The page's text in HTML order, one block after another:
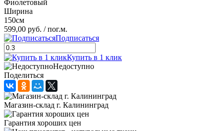
Фиолетовый
Ширина
150см
599,00 руб. / пог.м.
Подписаться
Купить в 1 клик
Недоступно
Поделиться
Магазин-склад г. Калининград
Гарантия хороших цен